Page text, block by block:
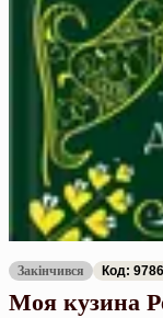
Закінчився Код:
Моя кузина